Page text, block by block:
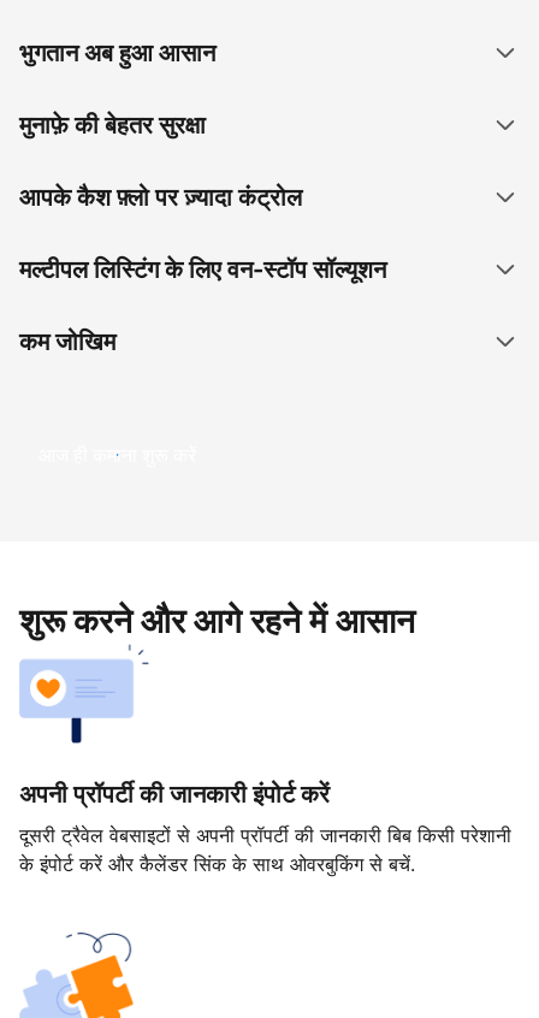
भुगतान अब हुआ आसान
मुनाफ़े की बेहतर सुरक्षा
आपके कैश फ़्लो पर ज़्यादा कंट्रोल
मल्टीपल लिस्टिंग के लिए वन-स्टॉप सॉल्यूशन
कम जोखिम
आज ही कमाना शुरू करें
शुरू करने और आगे रहने में आसान
अपनी प्रॉपर्टी की जानकारी इंपोर्ट करें
दूसरी ट्रैवेल वेबसाइटों से अपनी प्रॉपर्टी की जानकारी बिब किसी परेशानी
के इंपोर्ट करें और कैलेंडर सिंक के साथ ओवरबुकिंग से बचें.